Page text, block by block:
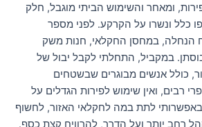
ומאחר והשימוש הביתי מוגבל, חלק
כלל ונשרו על הקרקע. לפני מספר
הנחלה, במחסן החקלאי, חנות משק
במקביל, התחלתי לקבל יבול של
כולל אנשים מבוגרים שבשטחים
רבים, ואין שימוש לפירות הגדלים על
לתת במה לחקלאי האזור, לחשוף
רחב יותר ועל הדרך, להרוויח קצת כסף.